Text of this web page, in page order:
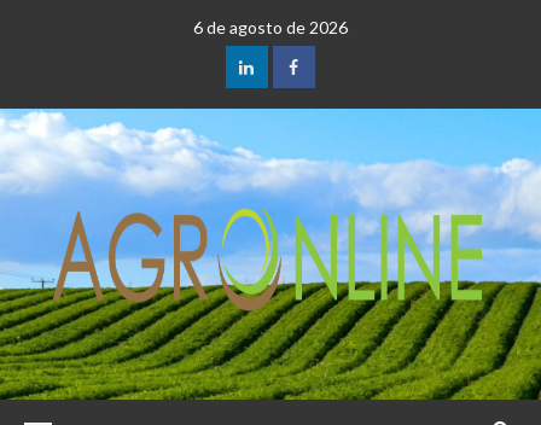
6 de agosto de 2026